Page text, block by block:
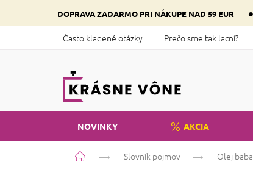
obsah
DOPRAVA ZADARMO PRI NÁKUPE NAD 59 EUR •
Často kladené otázky Prečo sme tak lacní?
NOVINKY AKCIA
Domov Slovník pojmov Olej